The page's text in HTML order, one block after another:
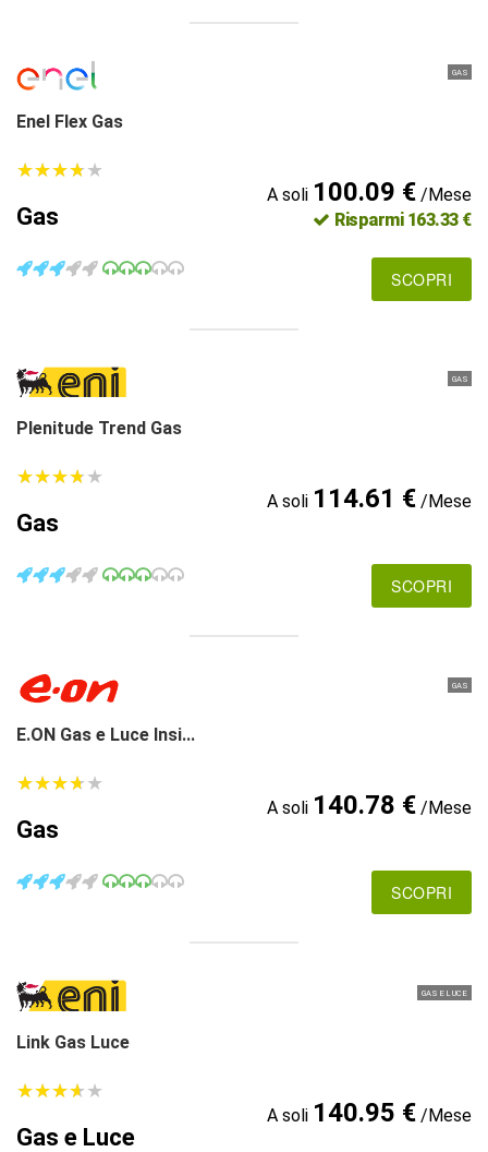
GAS
Enel Flex Gas
★★★★★
★★★★★
Gas
A soli 100.09 €/Mese
Risparmi 163.33 €
SCOPRI
GAS
Plenitude Trend Gas
★★★★★
★★★★★
Gas
A soli 114.61 €/Mese
SCOPRI
GAS
E.ON Gas e Luce Insi...
★★★★★
★★★★★
Gas
A soli 140.78 €/Mese
SCOPRI
GAS E LUCE
Link Gas Luce
★★★★★
★★★★★
Gas e Luce
A soli 140.95 €/Mese